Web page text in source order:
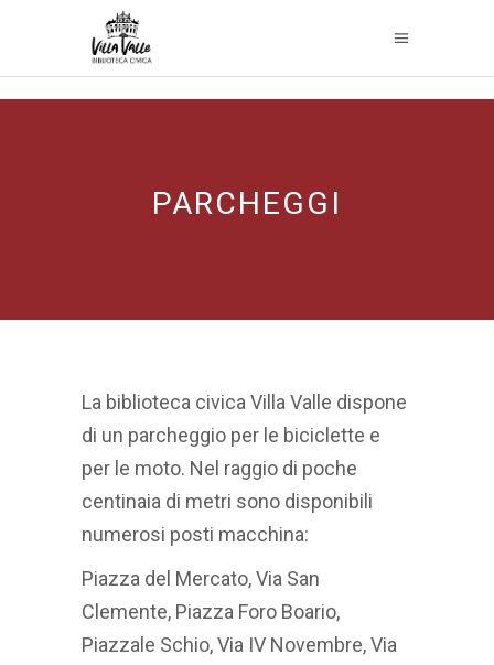
PARCHEGGI
La biblioteca civica Villa Valle dispone
di un parcheggio per le biciclette e
per le moto. Nel raggio di poche
centinaia di metri sono disponibili
numerosi posti macchina:
Piazza del Mercato, Via San
Clemente, Piazza Foro Boario,
Piazzale Schio, Via IV Novembre, Via